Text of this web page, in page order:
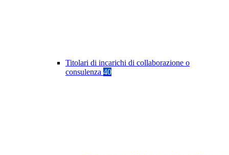
Titolari di incarichi di collaborazione o
consulenza 40